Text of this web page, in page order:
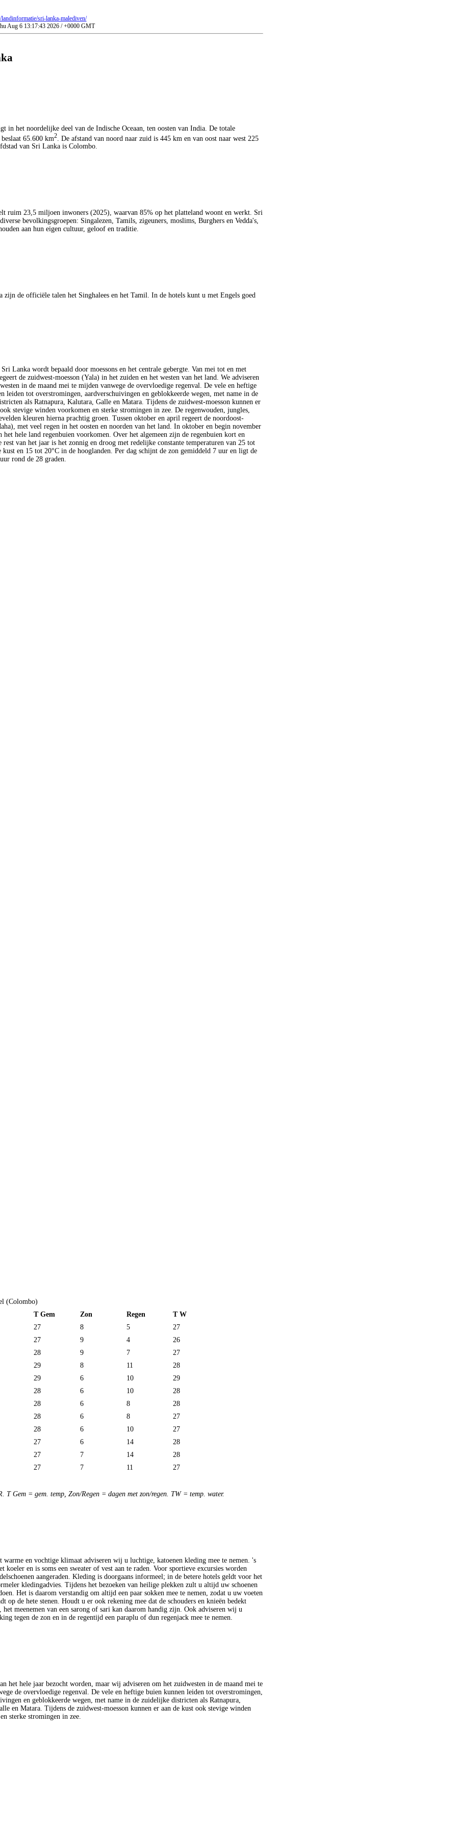
sri-lanka-malediven/
Aug 6 13:17:43 2026 / +0000 GMT
in het noordelijke deel van de Indische Oceaan, ten oosten van India. De totale
65.600 km2. De afstand van noord naar zuid is 445 km en van oost naar west 225
van Sri Lanka is Colombo.
ruim 23,5 miljoen inwoners (2025), waarvan 85% op het platteland woont en werkt. Sri
bevolkingsgroepen: Singalezen, Tamils, zigeuners, moslims, Burghers en Vedda's,
aan hun eigen cultuur, geloof en traditie.
zijn de officiële talen het Singhalees en het Tamil. In de hotels kunt u met Engels goed
Lanka wordt bepaald door moessons en het centrale gebergte. Van mei tot en met
de zuidwest-moesson (Yala) in het zuiden en het westen van het land. We adviseren
in de maand mei te mijden vanwege de overvloedige regenval. De vele en heftige
leiden tot overstromingen, aardverschuivingen en geblokkeerde wegen, met name in de
als Ratnapura, Kalutara, Galle en Matara. Tijdens de zuidwest-moesson kunnen er
stevige winden voorkomen en sterke stromingen in zee. De regenwouden, jungles,
kleuren hierna prachtig groen. Tussen oktober en april regeert de noordoost-
met veel regen in het oosten en noorden van het land. In oktober en begin november
het hele land regenbuien voorkomen. Over het algemeen zijn de regenbuien kort en
van het jaar is het zonnig en droog met redelijke constante temperaturen van 25 tot
kust en 15 tot 20°C in de hooglanden. Per dag schijnt de zon gemiddeld 7 uur en ligt de
rond de 28 graden.
(Colombo)
T Gem Zon Regen
T W
27 8 5
27
27 9 4
26
28 9 7
27
29 8 11
28
29 6 10
29
28 6 10
28
28 6 8
28
28 6 8
27
28 6 10
27
27 6 14
28
27 7 14
28
27 7 11 27
T Gem = gem. temp, Zon/Regen = dagen met zon/regen. TW = temp. water.
warme en vochtige klimaat adviseren wij u luchtige, katoenen kleding mee te nemen. 's
koeler en is soms een sweater of vest aan te raden. Voor sportieve excursies worden
aangeraden. Kleding is doorgaans informeel; in de betere hotels geldt voor het
kledingadvies. Tijdens het bezoeken van heilige plekken zult u altijd uw schoenen
Het is daarom verstandig om altijd een paar sokken mee te nemen, zodat u uw voeten
op de hete stenen. Houdt u er ook rekening mee dat de schouders en knieën bedekt
het meenemen van een sarong of sari kan daarom handig zijn. Ook adviseren wij u
tegen de zon en in de regentijd een paraplu of dun regenjack mee te nemen.
het hele jaar bezocht worden, maar wij adviseren om het zuidwesten in de maand mei te
de overvloedige regenval. De vele en heftige buien kunnen leiden tot overstromingen,
en geblokkeerde wegen, met name in de zuidelijke districten als Ratnapura,
en Matara. Tijdens de zuidwest-moesson kunnen er aan de kust ook stevige winden
sterke stromingen in zee.